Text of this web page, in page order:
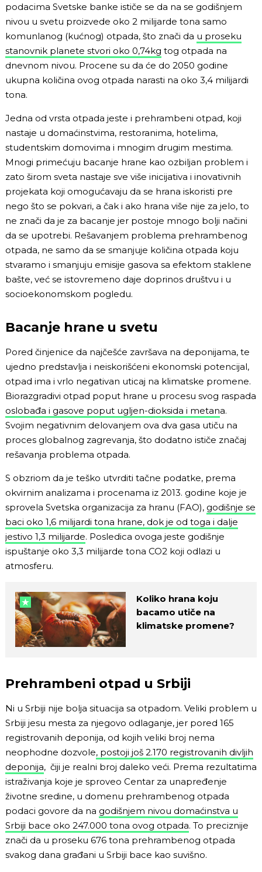
podacima Svetske banke ističe se da na se godišnjem
nivou u svetu proizvede oko 2 milijarde tona samo
komunlanog (kućnog) otpada, što znači da u proseku
stanovnik planete stvori oko 0,74kg tog otpada na
dnevnom nivou. Procene su da će do 2050 godine
ukupna količina ovog otpada narasti na oko 3,4 milijardi
tona.
Jedna od vrsta otpada jeste i prehrambeni otpad, koji
nastaje u domaćinstvima, restoranima, hotelima,
studentskim domovima i mnogim drugim mestima.
Mnogi primećuju bacanje hrane kao ozbiljan problem i
zato širom sveta nastaje sve više inicijativa i inovativnih
projekata koji omogućavaju da se hrana iskoristi pre
nego što se pokvari, a čak i ako hrana više nije za jelo, to
ne znači da je za bacanje jer postoje mnogo bolji načini
da se upotrebi. Rešavanjem problema prehrambenog
otpada, ne samo da se smanjuje količina otpada koju
stvaramo i smanjuju emisije gasova sa efektom staklene
bašte, već se istovremeno daje doprinos društvu i u
socioekonomskom pogledu.
Bacanje hrane u svetu
Pored činjenice da najčešće završava na deponijama, te
ujedno predstavlja i neiskorišćeni ekonomski potencijal,
otpad ima i vrlo negativan uticaj na klimatske promene.
Biorazgradivi otpad poput hrane u procesu svog raspada
oslobađa i gasove poput ugljen-dioksida i metana.
Svojim negativnim delovanjem ova dva gasa utiču na
proces globalnog zagrevanja, što dodatno ističe značaj
rešavanja problema otpada.
S obzriom da je teško utvrditi tačne podatke, prema
okvirnim analizama i procenama iz 2013. godine koje je
sprovela Svetska organizacija za hranu (FAO), godišnje se
baci oko 1,6 milijardi tona hrane, dok je od toga i dalje
jestivo 1,3 milijarde. Posledica ovoga jeste godišnje
ispuštanje oko 3,3 milijarde tona CO2 koji odlazi u
atmosferu.
Koliko hrana koju
bacamo utiče na
klimatske promene?
Prehrambeni otpad u Srbiji
Ni u Srbiji nije bolja situacija sa otpadom. Veliki problem u
Srbiji jesu mesta za njegovo odlaganje, jer pored 165
registrovanih deponija, od kojih veliki broj nema
neophodne dozvole, postoji još 2.170 registrovanih divljih
deponija, čiji je realni broj daleko veći. Prema rezultatima
istraživanja koje je sproveo Centar za unapređenje
životne sredine, u domenu prehrambenog otpada
podaci govore da na godišnjem nivou domaćinstva u
Srbiji bace oko 247.000 tona ovog otpada. To preciznije
znači da u proseku 676 tona prehrambenog otpada
svakog dana građani u Srbiji bace kao suvišno.